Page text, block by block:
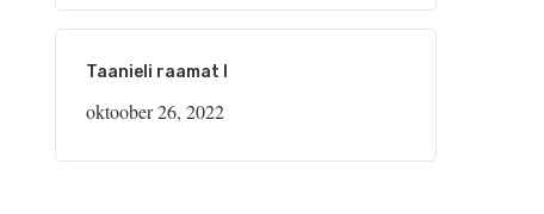
Taanieli raamat I
oktoober 26, 2022